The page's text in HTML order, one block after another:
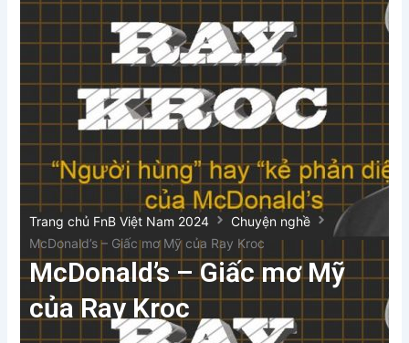
Trang chủ FnB Việt Nam 2024
Chuyện nghề
McDonald’s – Giấc mơ Mỹ của Ray Kroc
McDonald’s – Giấc mơ Mỹ
của Ray Kroc